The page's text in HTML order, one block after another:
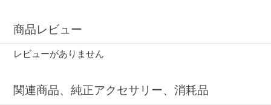
商品レビュー
レビューがありません
関連商品、純正アクセサリー、消耗品